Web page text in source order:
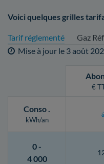
Voici quelques grilles
Tarif réglementé
Gaz
Mise à jour le 3 août
€
Conso.
kWh/an
0 -
4 000